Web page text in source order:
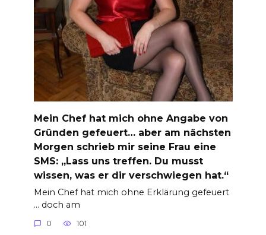
Mein Chef hat mich ohne Angabe von
Gründen gefeuert… aber am nächsten
Morgen schrieb mir seine Frau eine
SMS: „Lass uns treffen. Du musst
wissen, was er dir verschwiegen hat.“
Mein Chef hat mich ohne Erklärung gefeuert
… doch am
0 101